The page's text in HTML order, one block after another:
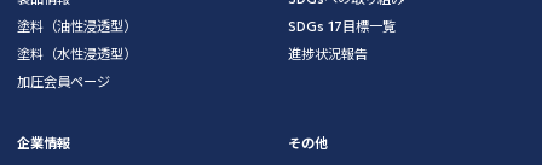
塗料（油性浸透型）
塗料（水性浸透型）
加圧会員ページ
SDGs 17目標一覧
進捗状況報告
企業情報
その他